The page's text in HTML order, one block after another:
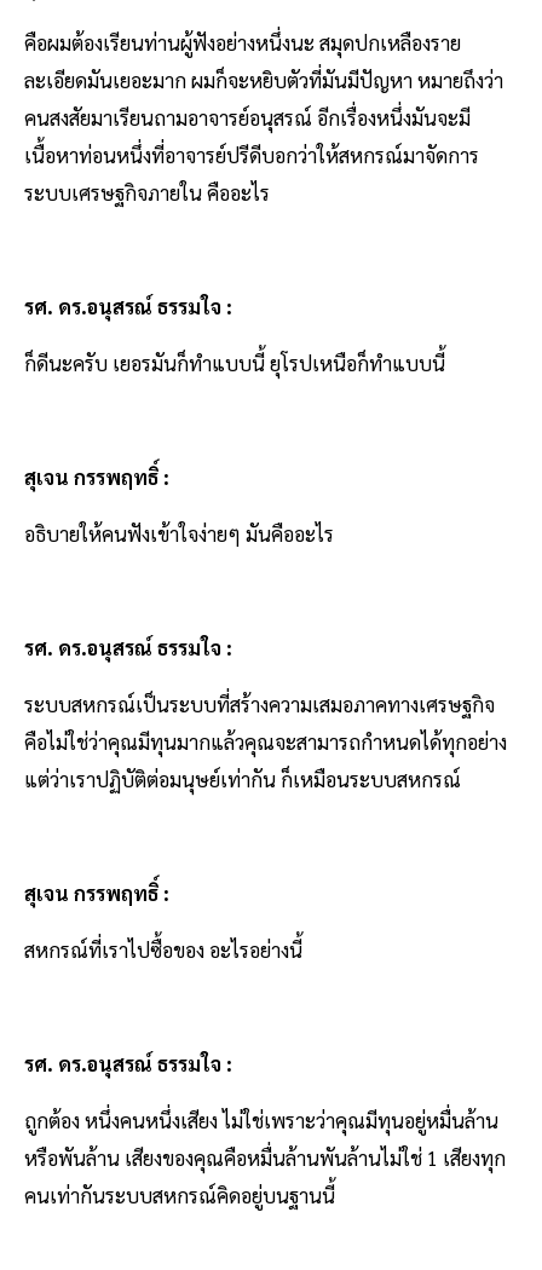
คือผมต้องเรียนท่านผู้ฟังอย่างหนึ่งนะ สมุดปกเหลืองราย
ละเอียดมันเยอะมาก ผมก็จะหยิบตัวที่มันมีปัญหา หมายถึงว่า
คนสงสัยมาเรียนถามอาจารย์อนุสรณ์ อีกเรื่องหนึ่งมันจะมี
เนื้อหาท่อนหนึ่งที่อาจารย์ปรีดีบอกว่าให้สหกรณ์มาจัดการ
ระบบเศรษฐกิจภายใน คืออะไร
รศ. ดร.อนุสรณ์ ธรรมใจ :
ก็ดีนะครับ เยอรมันก็ทำแบบนี้ ยุโรปเหนือก็ทำแบบนี้
สุเจน กรรพฤทธิ์ :
อธิบายให้คนฟังเข้าใจง่ายๆ มันคืออะไร
รศ. ดร.อนุสรณ์ ธรรมใจ :
ระบบสหกรณ์เป็นระบบที่สร้างความเสมอภาคทางเศรษฐกิจ
คือไม่ใช่ว่าคุณมีทุนมากแล้วคุณจะสามารถกำหนดได้ทุกอย่าง
แต่ว่าเราปฏิบัติต่อมนุษย์เท่ากัน ก็เหมือนระบบสหกรณ์
สุเจน กรรพฤทธิ์ :
สหกรณ์ที่เราไปซื้อของ อะไรอย่างนี้
รศ. ดร.อนุสรณ์ ธรรมใจ :
ถูกต้อง หนึ่งคนหนึ่งเสียง ไม่ใช่เพราะว่าคุณมีทุนอยู่หมื่นล้าน
หรือพันล้าน เสียงของคุณคือหมื่นล้านพันล้านไม่ใช่ 1 เสียงทุก
คนเท่ากันระบบสหกรณ์คิดอยู่บนฐานนี้